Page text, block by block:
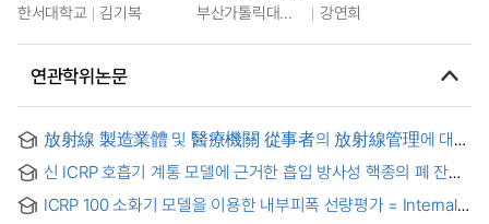
한서대학교 김기복 부산가톨릭대학교 강연희
연관학위논문
放射線 製造業體 및 醫療機關 從事者의 放射線管理에 대한
Radiation Management among Radiation Manufacturers
and Medical Personnel
신 ICRP 호흡기 계통 모델에 근거한 흡입 방사성 핵종의 폐 잔류
ICRP 100 소화기 모델을 이용한 내부피폭 선량평가 = Internal